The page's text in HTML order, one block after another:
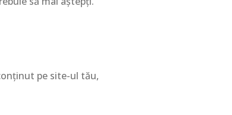
pe site-ul tău,